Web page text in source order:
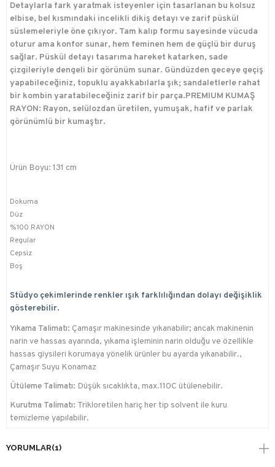
Detaylarla fark yaratmak isteyenler için tasarlanan bu kolsuz
elbise, bel kısmındaki incelikli dikiş detayı ve zarif püskül
süslemeleriyle öne çıkıyor. Tam kalıp formu sayesinde vücuda
oturur ama konfor sunar, hem feminen hem de güçlü bir duruş
sağlar. Püskül detayı tasarıma hareket katarken, sade
çizgileriyle dengeli bir görünüm sunar. Gündüzden geceye geçiş
yapabileceğiniz, topuklu ayakkabılarla şık; sandaletlerle rahat
bir kombin yaratabileceğiniz zarif bir parça.PREMIUM KUMAŞ
RAYON: Rayon, selülozdan üretilen, yumuşak, hafif ve parlak
görünümlü bir kumaştır.
Ürün Boyu: 131 cm
Dokuma
Düz
%100 RAYON
Regular
Cepsiz
Boş
Stüdyo çekimlerinde renkler ışık farklılığından dolayı değişiklik
gösterebilir.
Yıkama Talimatı: Çamaşır makinesinde yıkanabilir; ancak makinenin
narin ve hassas ayarında, yıkama işleminin narin olduğu ve özellikle
hassas giysileri korumaya yönelik ürünler bu ayarda yıkanabilir.,
Çamaşır Suyu Konamaz
Ütüleme Talimatı: Düşük sıcaklıkta, max.110C ütülenebilir.
Kurutma Talimatı: Trikloretilen hariç her tip solvent ile kuru
temizleme yapılabilir.
YORUMLAR(1)